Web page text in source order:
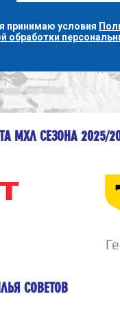
принимаю условия
обработки
МХЛ СЕЗОНА 2025/
СОВЕТОВ